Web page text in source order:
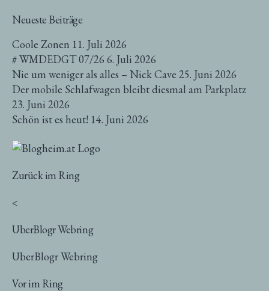
Neueste Beiträge
Coole Zonen 11. Juli 2026
# WMDEDGT 07/26 6. Juli 2026
Nie um weniger als alles – Nick Cave 25. Juni 2026
Der mobile Schlafwagen bleibt diesmal am Parkplatz
23. Juni 2026
Schön ist es heut! 14. Juni 2026
Zurück im Ring
<
UberBlogr Webring
UberBlogr Webring
Vor im Ring